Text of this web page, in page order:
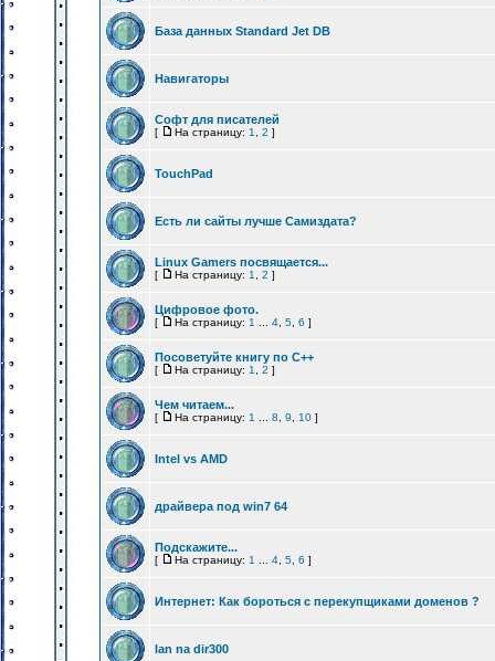
База данных Standard Jet DB
Навигаторы
Софт для писателей
[ На страницу: 1 2 ]
TouchPad
Есть ли сайты лучше Самиздата?
Linux Gamers посвящается...
[ На страницу: 1 2 ]
Цифровое фото.
[ На страницу: 1 4 5 6 ]
Посоветуйте книгу по C++
[ На страницу: 1 2 ]
Чем читаем...
[ На страницу: 1 8 9 10 ]
Intel vs AMD
драйвера под win7 64
Подскажите...
[ На страницу: 1 4 5 6 ]
Интернет: Как бороться с перекупщиками доменов ?
lan na dir300